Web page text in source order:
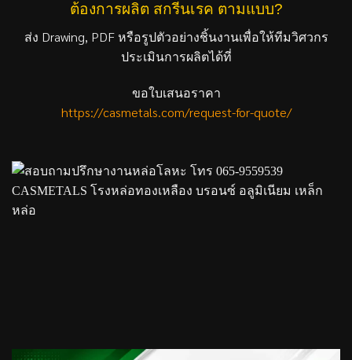
ต้องการผลิต สกรีนเรค ตามแบบ?
ส่ง Drawing, PDF หรือรูปตัวอย่างชิ้นงานเพื่อให้ทีมวิศวกร
ประเมินการผลิตได้ที่
ขอใบเสนอราคา
https://casmetals.com/request-for-quote/